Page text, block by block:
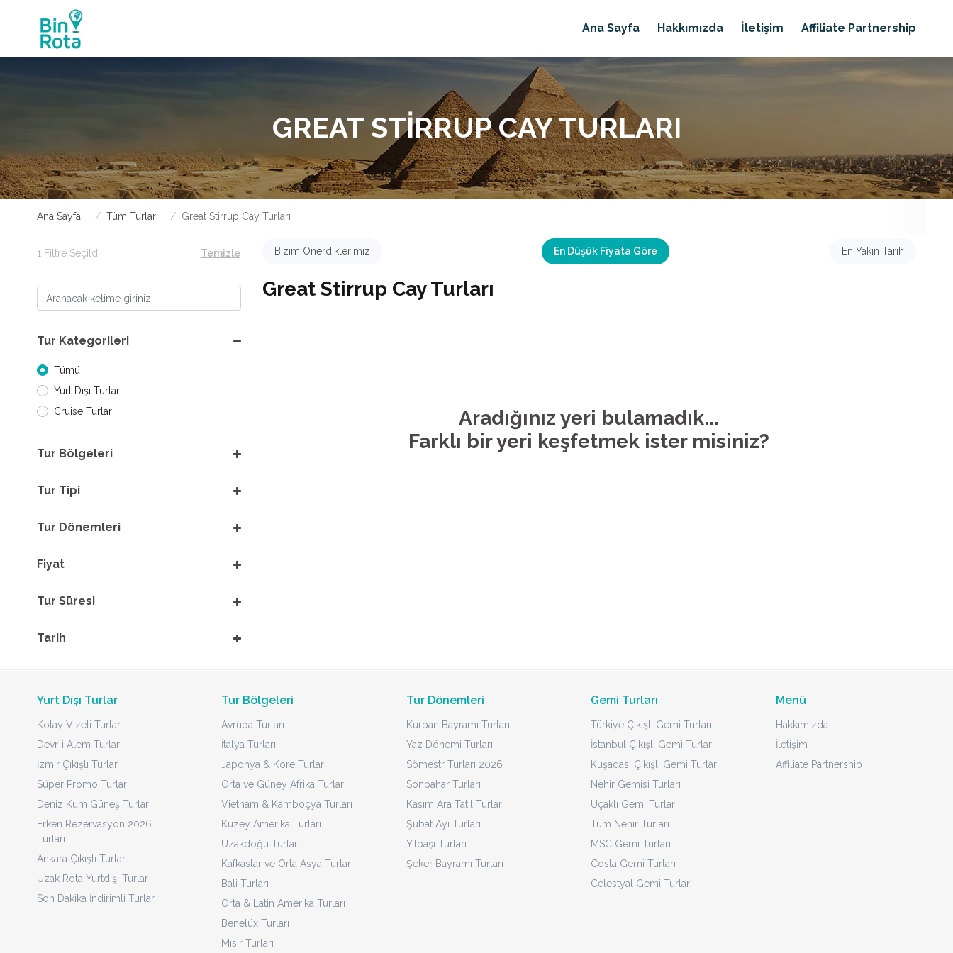
Ana Sayfa Hakkımızda İletişim Affiliate Partnership
GREAT STIRRUP CAY TURLARI
Ana Sayfa Tüm Turlar Great Stirrup Cay Turları
1 Filtre Seçildi Temizle
Tur Kategorileri
Tümü
Yurt Dışı Turlar
Cruise Turlar
Tur Bölgeleri
Tur Tipi
Tur Dönemleri
Fiyat
Tur Süresi
Tarih
Bizim Önerdiklerimiz En Düşük Fiyata Göre En Yakın Tarih
Great Stirrup Cay Turları
Aradığınız yeri bulamadık...
Farklı bir yeri keşfetmek ister misiniz?
Yurt Dışı Turlar
Kolay Vizeli Turlar
Devr-i Alem Turlar
İzmir Çıkışlı Turlar
Süper Promo Turlar
Deniz Kum Güneş Turları
Erken Rezervasyon 2026
Turları
Ankara Çıkışlı Turlar
Uzak Rota Yurtdışı Turlar
Son Dakika İndirimli Turlar
Tur Bölgeleri
Avrupa Turları
İtalya Turları
Japonya & Kore Turları
Orta ve Güney Afrika Turları
Vietnam & Kamboçya Turları
Kuzey Amerika Turları
Uzakdoğu Turları
Kafkaslar ve Orta Asya Turları
Bali Turları
Orta & Latin Amerika Turları
Benelüx Turları
Mısır Turları
Tur Dönemleri
Kurban Bayramı Turları
Yaz Dönemi Turları
Sömestr Turları 2026
Sonbahar Turları
Kasım Ara Tatil Turları
Şubat Ayı Turları
Yılbaşı Turları
Şeker Bayramı Turları
Gemi Turları
Türkiye Çıkışlı Gemi Turları
İstanbul Çıkışlı Gemi Turları
Kuşadası Çıkışlı Gemi Turları
Nehir Gemisi Turları
Uçaklı Gemi Turları
Tüm Nehir Turları
MSC Gemi Turları
Costa Gemi Turları
Celestyal Gemi Turları
Menü
Hakkımızda
İletişim
Affiliate Partnership